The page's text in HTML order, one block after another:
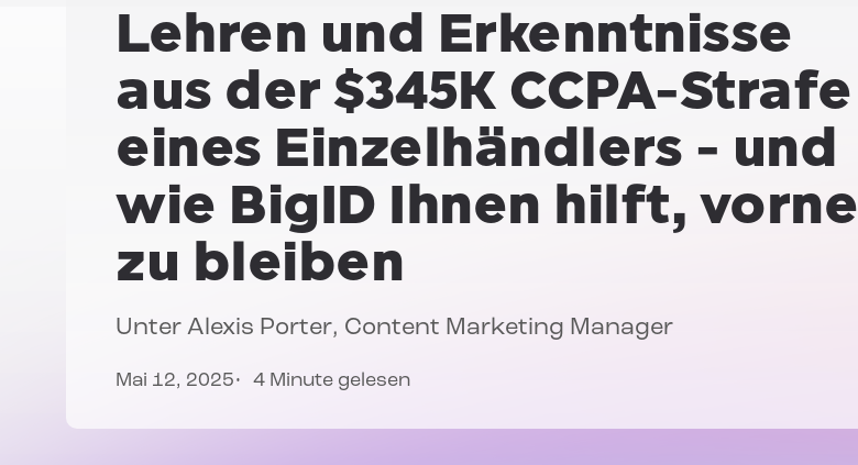
Lehren und Erkenntnisse
aus der $345K CCPA-Strafe
eines Einzelhändlers - und
wie BigID Ihnen hilft, vorne
zu bleiben
Unter Alexis Porter, Content Marketing Manager
Mai 12, 2025 4 Minute gelesen